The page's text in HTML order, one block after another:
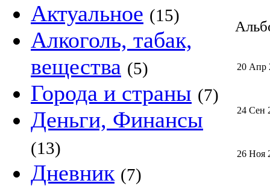
Актуальное (15)
Алкоголь, табак,
вещества (5)
Города и страны (7)
Деньги, Финансы
(13)
Дневник (7)
20 Апр
24 Сен
26 Ноя